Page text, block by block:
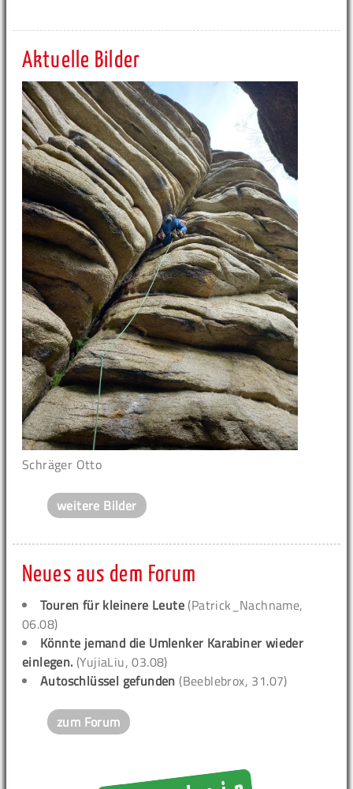
Aktuelle Bilder
Schräger Otto
weitere Bilder
Neues aus dem Forum
Touren für kleinere Leute (Patrick_Nachname,
06.08)
Könnte jemand die Umlenker Karabiner wieder
einlegen. (YujiaLiu, 03.08)
Autoschlüssel gefunden (Beeblebrox, 31.07)
zum Forum